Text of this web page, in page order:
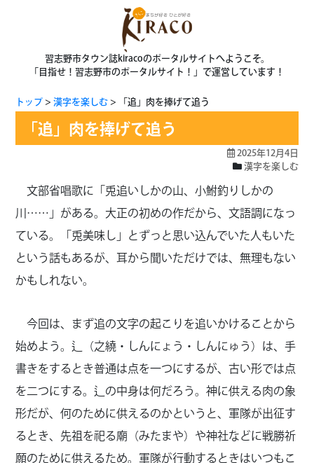
習志野市タウン誌kiracoのポータルサイトへようこそ。
「目指せ！習志野市のポータルサイト！」で運営しています！
トップ 漢字を楽しむ 「追」肉を捧げて追う
「追」肉を捧げて追う
2025年12月4日
漢字を楽しむ
文部省唱歌に「兎追いしかの山、小鮒釣りしかの
川……」がある。大正の初めの作だから、文語調になっ
ている。「兎美味し」とずっと思い込んでいた人もいた
という話もあるが、耳から聞いただけでは、無理もない
かもしれない。
今回は、まず追の文字の起こりを追いかけることから
始めよう。辶（之繞・しんにょう・しんにゅう）は、手
書きをするとき普通は点を一つにするが、古い形では点
を二つにする。辶の中身は何だろう。神に供える肉の象
形だが、何のために供えるのかというと、軍隊が出征す
るとき、先祖を祀る廟（みたまや）や神社などに戦勝祈
願のために供えるため。軍隊が行動するときはいつもこ